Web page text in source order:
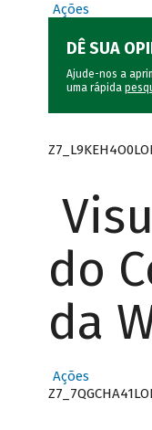
Ações
DÊ SUA
Ajude-nos a
uma rápida
do
da
Ações